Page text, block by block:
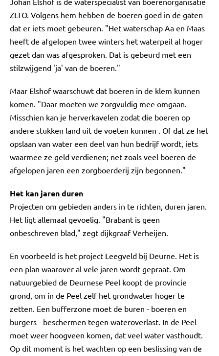
ZLTO. Volgens hem hebben de boeren goed in de gaten
dat er iets moet gebeuren. "Het waterschap Aa en Maas
heeft de afgelopen twee winters het waterpeil al hoger
gezet dan was afgesproken. Dat is gebeurd met een
stilzwijgend 'ja' van de boeren."
Maar Elshof waarschuwt dat boeren in de klem kunnen
komen. "Daar moeten we zorgvuldig mee omgaan.
Misschien kan je herverkavelen zodat die boeren op
andere stukken land uit de voeten kunnen . Of dat ze het
opslaan van water een deel van hun bedrijf wordt, iets
waarmee ze geld verdienen; net zoals veel boeren de
afgelopen jaren een zorgboerderij zijn begonnen."
Het kan jaren duren
Projecten om gebieden anders in te richten, duren jaren.
Het ligt allemaal gevoelig. "Brabant is geen
onbeschreven blad," zegt dijkgraaf Verheijen.
En voorbeeld is het project Leegveld bij Deurne. Het is
een plan waarover al vele jaren wordt gepraat. Om
natuurgebied de Deurnese Peel koopt de provincie
grond, om ín de Peel zelf het grondwater hoger te
zetten. Een bufferzone moet de buren - boeren en
burgers - beschermen tegen wateroverlast. In de Peel
moet weer hoogveen komen, dat veel water vasthoudt.
Op dit moment is het wachten op een beslissing van de